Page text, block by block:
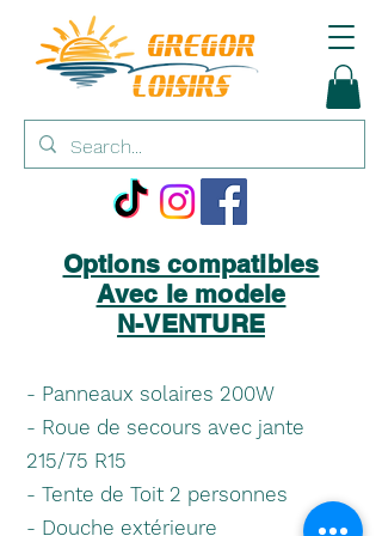
Options compatibles
Avec le modele
N-VENTURE
- Panneaux solaires 200W
- Roue de secours avec jante
215/75 R15
- Tente de Toit 2 personnes
- Douche extérieure